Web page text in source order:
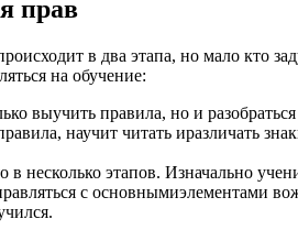
прав
в два этапа, но мало кто
на обучение:
выучить правила, но и
научит читать иразличать
этапов. Изначально
с основнымиэлементами